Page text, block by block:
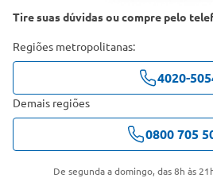
Tire suas dúvidas ou compre pelo
Regiões metropolitanas:
4020-
Demais regiões
0800 705
De segunda a domingo, das 8h às